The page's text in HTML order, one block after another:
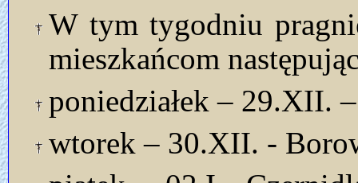
W tym tygodniu
mieszkańcom
poniedziałek – 29.XII.
wtorek – 30.XII. -